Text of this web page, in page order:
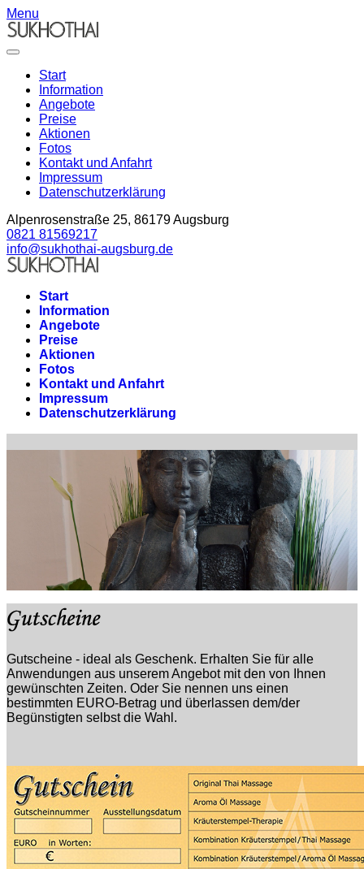
Menu
Start
Information
Angebote
Preise
Aktionen
Fotos
Kontakt und Anfahrt
Impressum
Datenschutzerklärung
Alpenrosenstraße 25, 86179 Augsburg
0821 81569217
info@sukhothai-augsburg.de
Start
Information
Angebote
Preise
Aktionen
Fotos
Kontakt und Anfahrt
Impressum
Datenschutzerklärung
Gutscheine - ideal als Geschenk. Erhalten Sie für alle
Anwendungen aus unserem Angebot mit den von Ihnen
gewünschten Zeiten. Oder Sie nennen uns einen
bestimmten EURO-Betrag und überlassen dem/der
Begünstigten selbst die Wahl.